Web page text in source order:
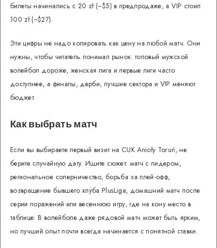
билеты начинались с 20 zł (~$5) в предпродаже, а VIP стоил
100 zł (~$27).
Эти цифры не надо копировать как цену на любой матч. Они
нужны, чтобы читатель понимал рынок: топовый мужской
волейбол дороже, женская лига и первые лиги часто
доступнее, а финалы, дерби, лучшие сектора и VIP меняют
бюджет.
Как выбрать матч
Если вы выбираете первый визит на CUK Anioły Toruń, не
берите случайную дату. Ищите сюжет: матч с лидером,
региональное соперничество, борьба за плей-офф,
возвращение бывшего клуба PlusLiga, домашний матч после
серии поражений или весеннюю игру, где на кону место в
таблице. В волейболе даже рядовой матч может быть ярким,
но лучший опыт почти всегда начинается с понятной ставки.